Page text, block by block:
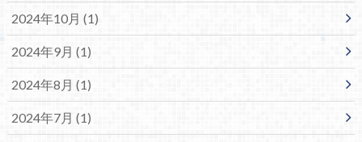
2024年10月 (1)
2024年9月 (1)
2024年8月 (1)
2024年7月 (1)